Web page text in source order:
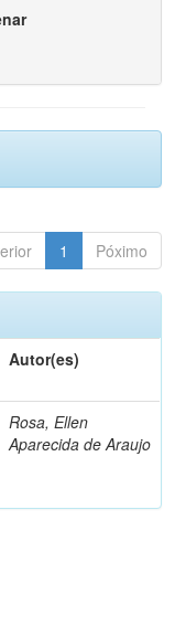
1 Póximo
Autor(es)
Rosa, Ellen
Aparecida de Araujo